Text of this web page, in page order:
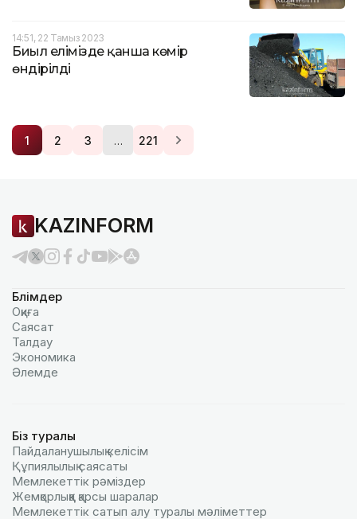
14:51, 22 Тамыз 2023
Биыл елімізде қанша көмір
өндірілді
1 2 3 … 221
KAZINFORM
Бөлімдер
Оқиға
Саясат
Талдау
Экономика
Әлемде
Біз туралы
Пайдаланушылық келiciм
Құпиялылық саясаты
Мемлекеттік рәміздер
Жемқорлыққа қарсы шаралар
Мемлекеттік сатып алу туралы мәлiметтер